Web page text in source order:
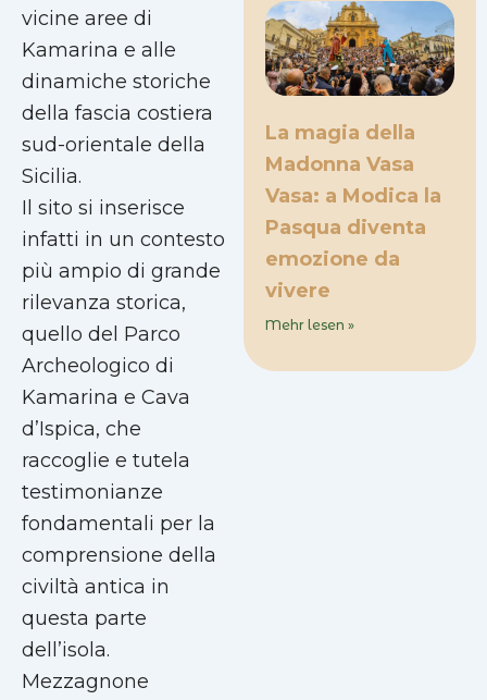
vicine aree di
Kamarina e alle
dinamiche storiche
della fascia costiera
sud-orientale della
Sicilia.
Il sito si inserisce
infatti in un contesto
più ampio di grande
rilevanza storica,
quello del Parco
Archeologico di
Kamarina e Cava
d’Ispica, che
raccoglie e tutela
testimonianze
fondamentali per la
comprensione della
civiltà antica in
questa parte
dell’isola.
Mezzagnone
La magia della
Madonna Vasa
Vasa: a Modica la
Pasqua diventa
emozione da
vivere
Mehr lesen »